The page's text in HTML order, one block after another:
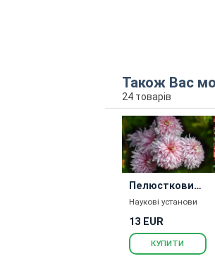
Також Вас
24 товарів
Пелюстковий
ДОЩ
Наукові установи
13 EUR
КУПИТИ